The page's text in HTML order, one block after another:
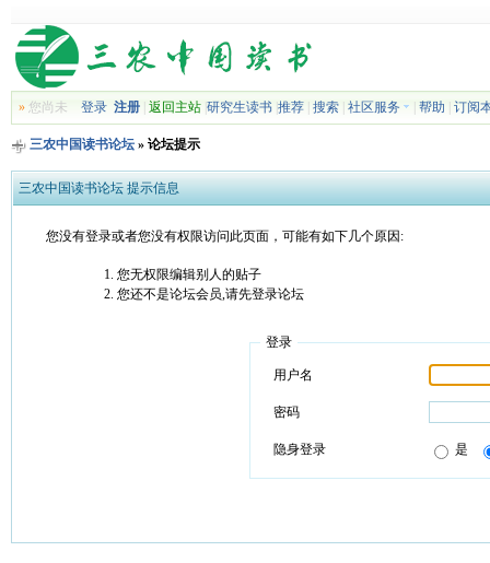
»您尚未 登录 注册| 返回主站| 研究生读书| 推荐| 搜索| 社区服务 帮助 订阅
三农中国读书论坛» 论坛提示
三农中国读书论坛 提示信息
您没有登录或者您没有权限访问此页面，可能有如下几个原因:
您无权限编辑别人的贴子
您还不是论坛会员,请先登录论坛
登录
用户名
密码
隐身登录 是